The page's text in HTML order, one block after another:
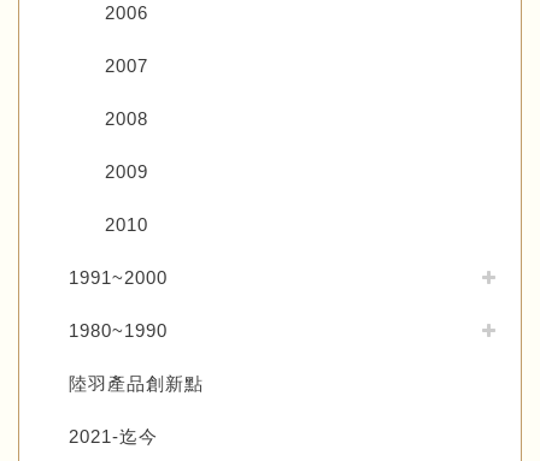
2006
2007
2008
2009
2010
1991~2000
1980~1990
陸羽產品創新點
2021-迄今